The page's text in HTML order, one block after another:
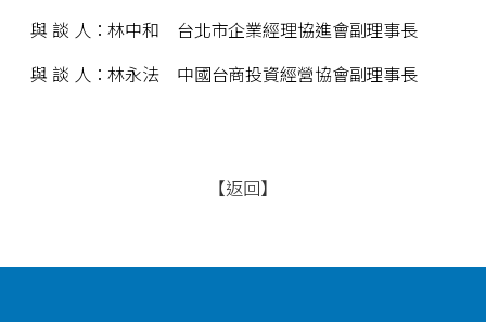
與 談 人：林中和 台北市企業經理協進會副理事長
與 談 人：林永法 中國台商投資經營協會副理事長
【返回】